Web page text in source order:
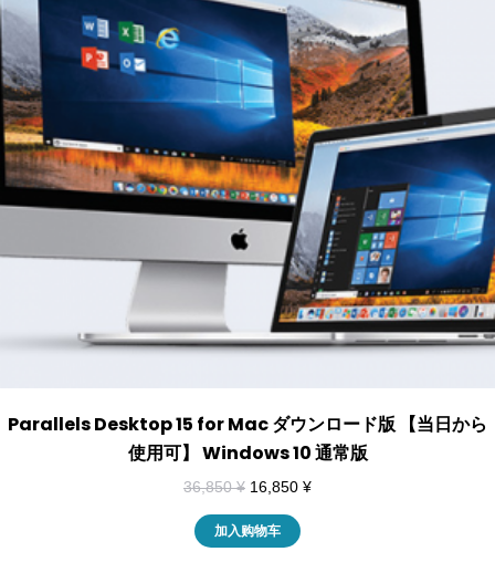
Parallels Desktop 15 for Mac ダウンロード版 【当日から
使用可】 Windows 10 通常版
36,850¥ 16,850 ¥
加入购物车